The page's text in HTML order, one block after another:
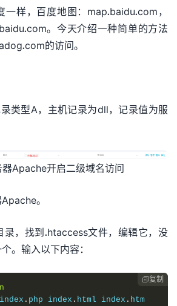
一样，百度地图：map.baidu.com，
。今天介绍一种简单的方法
的访问。
类型A，主机记录为dll，记录值为服
Apache开启二级域名访问
。
录，找到.htaccess文件，编辑它，没
。输入以下内容：
复制
. php index . html index .